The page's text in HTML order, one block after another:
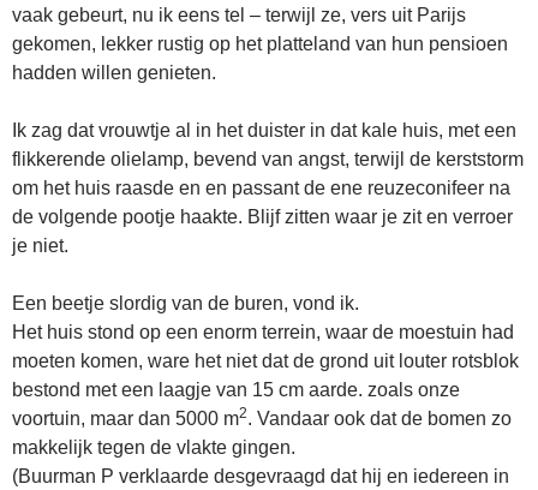
vaak gebeurt, nu ik eens tel – terwijl ze, vers uit Parijs
gekomen, lekker rustig op het platteland van hun pensioen
hadden willen genieten.
Ik zag dat vrouwtje al in het duister in dat kale huis, met een
flikkerende olielamp, bevend van angst, terwijl de kerststorm
om het huis raasde en en passant de ene reuzeconifeer na
de volgende pootje haakte. Blijf zitten waar je zit en verroer
je niet.
Een beetje slordig van de buren, vond ik.
Het huis stond op een enorm terrein, waar de moestuin had
moeten komen, ware het niet dat de grond uit louter rotsblok
bestond met een laagje van 15 cm aarde. zoals onze
voortuin, maar dan 5000 m2. Vandaar ook dat de bomen zo
makkelijk tegen de vlakte gingen.
(Buurman P verklaarde desgevraagd dat hij en iedereen in